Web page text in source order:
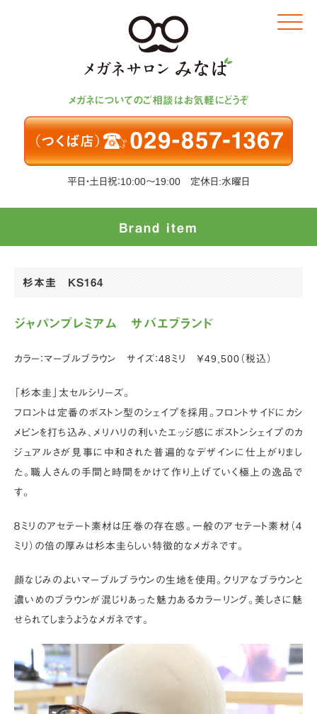
メガネについてのご相談はお気軽にどうぞ
平日・土日祝：10:00～19:00 定休日:水曜日
Click
Brand item
杉本圭 KS164
ジャパンプレミアム サバエブランド
カラー：マーブルブラウン サイズ：48ミリ ￥49,500（税込）
「杉本圭」太セルシリーズ。
フロントは定番のボストン型のシェイプを採用。フロントサイドにカシ
メピンを打ち込み、メリハリの利いたエッジ感にボストンシェイプのカ
ジュアルさが見事に中和された普遍的なデザインに仕上がりまし
た。職人さんの手間と時間をかけて作り上げていく極上の逸品で
す。
８ミリのアセテート素材は圧巻の存在感。一般のアセテート素材（４
ミリ）の倍の厚みは杉本圭らしい特徴的なメガネです。
顔なじみのよいマーブルブラウンの生地を使用。クリアなブラウンと
濃いめのブラウンが混じりあった魅力あるカラーリング。美しさに魅
せられてしまうようなメガネです。